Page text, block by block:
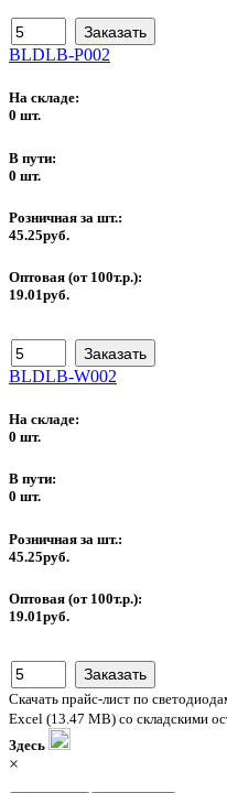
BLDLB-P002
На складе:
0 шт.
В пути:
0 шт.
Розничная за шт.:
45.25руб.
Оптовая (от 100т.р.):
19.01руб.
BLDLB-W002
На складе:
0 шт.
В пути:
0 шт.
Розничная за шт.:
45.25руб.
Оптовая (от 100т.р.):
19.01руб.
Скачать прайс-лист по
Excel (13.47 MB) со складскими
Здесь
×